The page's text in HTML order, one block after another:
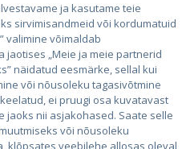
ja kasutame teie
sirvimisandmeid või kordumatuid
valimine võimaldab
„Meie ja meie partnerid
näidatud eesmärke, sellal kui
või nõusoleku tagasivõtmine
ei pruugi osa kuvatavast
jaoks nii asjakohased. Saate selle
või nõusoleku
klõpsates veebilehe allosas oleval